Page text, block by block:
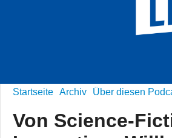
Startseite Archiv Über diesen
Von Science-